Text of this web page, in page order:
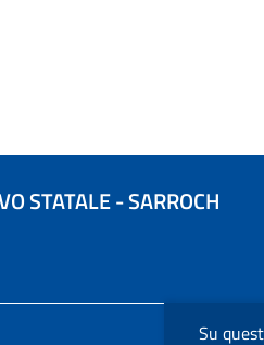
STATALE - SARROCH